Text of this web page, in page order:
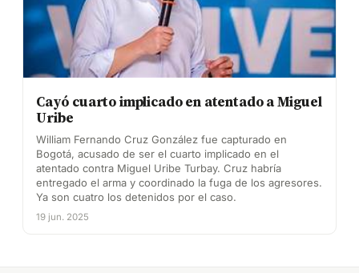
Cayó cuarto implicado en atentado a Miguel
Uribe
William Fernando Cruz González fue capturado en
Bogotá, acusado de ser el cuarto implicado en el
atentado contra Miguel Uribe Turbay. Cruz habría
entregado el arma y coordinado la fuga de los agresores.
Ya son cuatro los detenidos por el caso.
19 jun. 2025